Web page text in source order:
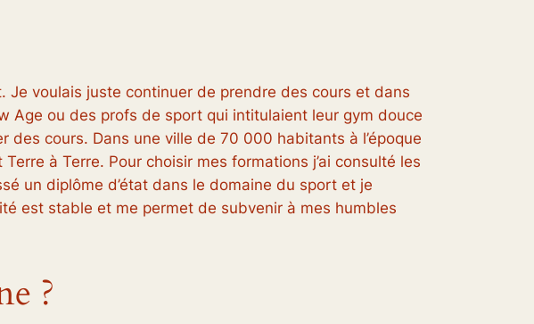
Je voulais juste continuer de prendre des cours et dans
Age ou des profs de sport qui intitulaient leur gym douce
des cours. Dans une ville de 70 000 habitants à l’époque
à Terre. Pour choisir mes formations j’ai consulté les
un diplôme d’état dans le domaine du sport et je
est stable et me permet de subvenir à mes humbles
?